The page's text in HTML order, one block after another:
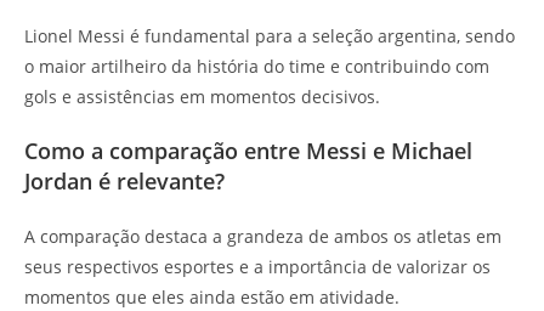
Lionel Messi é fundamental para a seleção argentina, sendo
o maior artilheiro da história do time e contribuindo com
gols e assistências em momentos decisivos.
Como a comparação entre Messi e Michael
Jordan é relevante?
A comparação destaca a grandeza de ambos os atletas em
seus respectivos esportes e a importância de valorizar os
momentos que eles ainda estão em atividade.